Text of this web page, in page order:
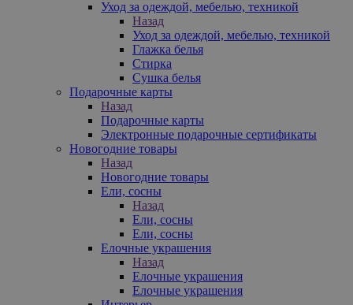
Уход за одеждой, мебелью, техникой
Назад
Уход за одеждой, мебелью, техникой
Глажка белья
Стирка
Сушка белья
Подарочные карты
Назад
Подарочные карты
Электронные подарочные сертификаты
Новогодние товары
Назад
Новогодние товары
Ели, сосны
Назад
Ели, сосны
Ели, сосны
Елочные украшения
Назад
Елочные украшения
Елочные украшения